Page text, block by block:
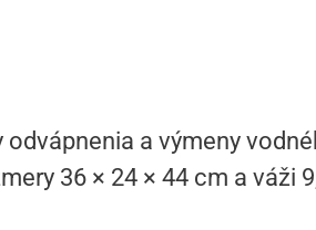
a výmeny
36 × 24 × 44 cm a váži